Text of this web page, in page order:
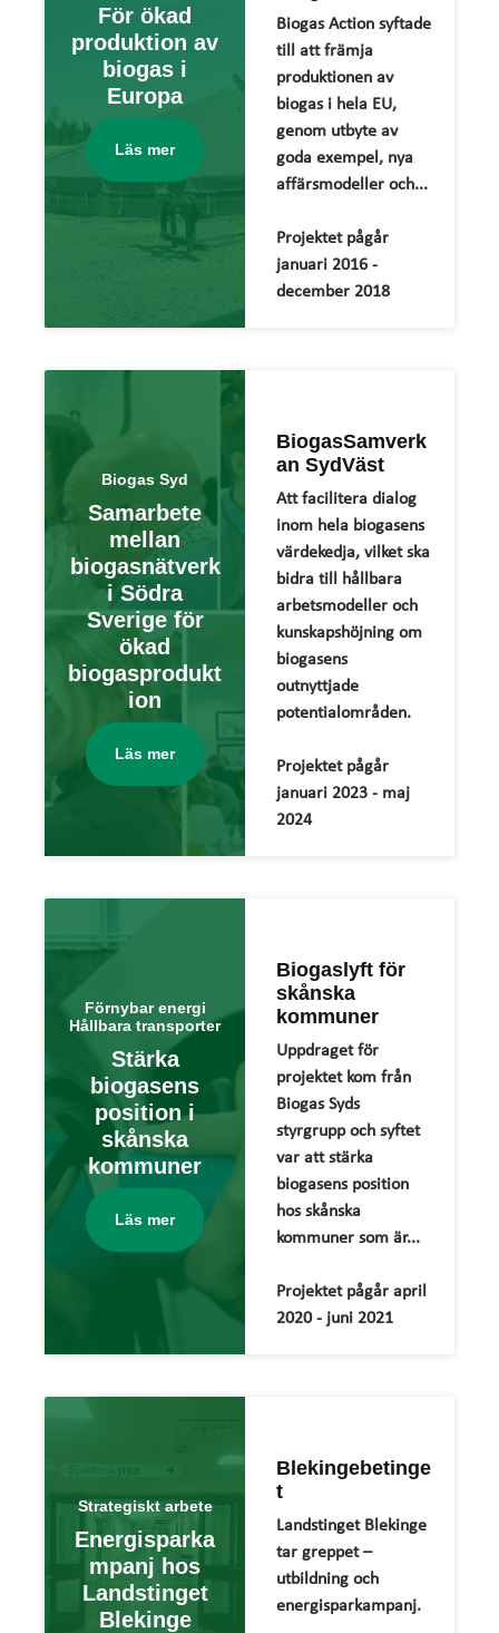
För ökad
produktion av
biogas i
Europa
Läs mer
Biogas Action syftade
till att främja
produktionen av
biogas i hela EU,
genom utbyte av
goda exempel, nya
affärsmodeller och...
Projektet pågår
januari 2016 -
december 2018
Biogas Syd
Samarbete
mellan
biogasnätverk
i Södra
Sverige för
ökad
biogasprodukt
ion
Läs mer
BiogasSamverk
an SydVäst
Att facilitera dialog
inom hela biogasens
värdekedja, vilket ska
bidra till hållbara
arbetsmodeller och
kunskapshöjning om
biogasens
outnyttjade
potentialområden.
Projektet pågår
januari 2023 - maj
2024
Förnybar energi
Hållbara transporter
Stärka
biogasens
position i
skånska
kommuner
Läs mer
Biogaslyft för
skånska
kommuner
Uppdraget för
projektet kom från
Biogas Syds
styrgrupp och syftet
var att stärka
biogasens position
hos skånska
kommuner som är...
Projektet pågår april
2020 - juni 2021
Strategiskt arbete
Energisparka
mpanj hos
Landstinget
Blekinge
Blekingebetinge
t
Landstinget Blekinge
tar greppet –
utbildning och
energisparkampanj.